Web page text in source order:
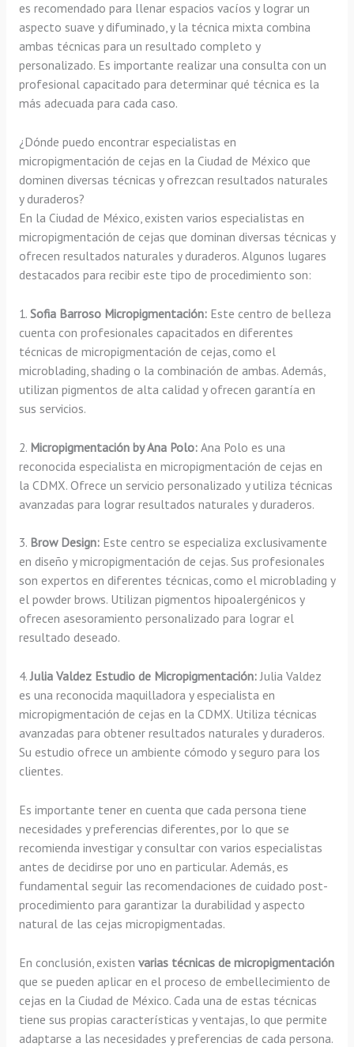
es recomendado para llenar espacios vacíos y lograr un
aspecto suave y difuminado, y la técnica mixta combina
ambas técnicas para un resultado completo y
personalizado. Es importante realizar una consulta con un
profesional capacitado para determinar qué técnica es la
más adecuada para cada caso.
¿Dónde puedo encontrar especialistas en
micropigmentación de cejas en la Ciudad de México que
dominen diversas técnicas y ofrezcan resultados naturales
y duraderos?
En la Ciudad de México, existen varios especialistas en
micropigmentación de cejas que dominan diversas técnicas y
ofrecen resultados naturales y duraderos. Algunos lugares
destacados para recibir este tipo de procedimiento son:
1. Sofia Barroso Micropigmentación:Este centro de belleza
cuenta con profesionales capacitados en diferentes
técnicas de micropigmentación de cejas, como el
microblading, shading o la combinación de ambas. Además,
utilizan pigmentos de alta calidad y ofrecen garantía en
sus servicios.
2. Micropigmentación by Ana Polo:Ana Polo es una
reconocida especialista en micropigmentación de cejas en
la CDMX. Ofrece un servicio personalizado y utiliza técnicas
avanzadas para lograr resultados naturales y duraderos.
3. Brow Design:Este centro se especializa exclusivamente
en diseño y micropigmentación de cejas. Sus profesionales
son expertos en diferentes técnicas, como el microblading y
el powder brows. Utilizan pigmentos hipoalergénicos y
ofrecen asesoramiento personalizado para lograr el
resultado deseado.
4.Julia Valdez Estudio de Micropigmentación:Julia Valdez
es una reconocida maquilladora y especialista en
micropigmentación de cejas en la CDMX. Utiliza técnicas
avanzadas para obtener resultados naturales y duraderos.
Su estudio ofrece un ambiente cómodo y seguro para los
clientes.
Es importante tener en cuenta que cada persona tiene
necesidades y preferencias diferentes, por lo que se
recomienda investigar y consultar con varios especialistas
antes de decidirse por uno en particular. Además, es
fundamental seguir las recomendaciones de cuidado post-
procedimiento para garantizar la durabilidad y aspecto
natural de las cejas micropigmentadas.
En conclusión, existen varias técnicas de micropigmentación
que se pueden aplicar en el proceso de embellecimiento de
cejas en la Ciudad de México. Cada una de estas técnicas
tiene sus propias características y ventajas, lo que permite
adaptarse a las necesidades y preferencias de cada persona.